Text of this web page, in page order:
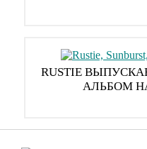
RUSTIE
АЛЬБОМ